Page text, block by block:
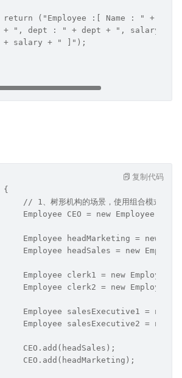
("Employee :[ Name : " + name
", dept : " + dept + ", salary :"
+ salary + " ]");
{
// 1、树形机构的场景，使用组合模式
Employee CEO = new Employee("张
Employee headMarketing = new
Employee headSales = new
Employee clerk1 = new Employee("
Employee clerk2 = new Employee("
Employee salesExecutive1 = new
Employee salesExecutive2 = new
CEO.add(headSales);
CEO.add(headMarketing);
复制代码